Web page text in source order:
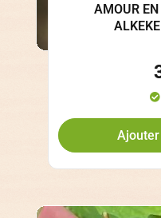
AMOUR